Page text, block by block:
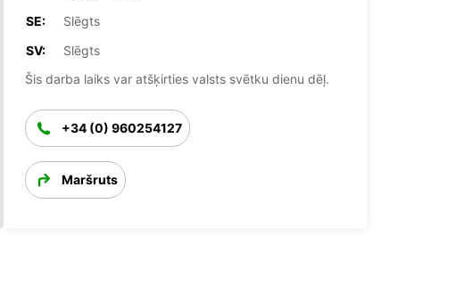
SE:
Slēgts
SV:
Slēgts
Šis darba laiks var atšķirties valsts svētku dienu dēļ.
+34 (0) 960254127
Maršruts